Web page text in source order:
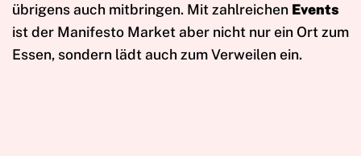
übrigens auch mitbringen. Mit zahlreichen Events
ist der Manifesto Market aber nicht nur ein Ort zum
Essen, sondern lädt auch zum Verweilen ein.